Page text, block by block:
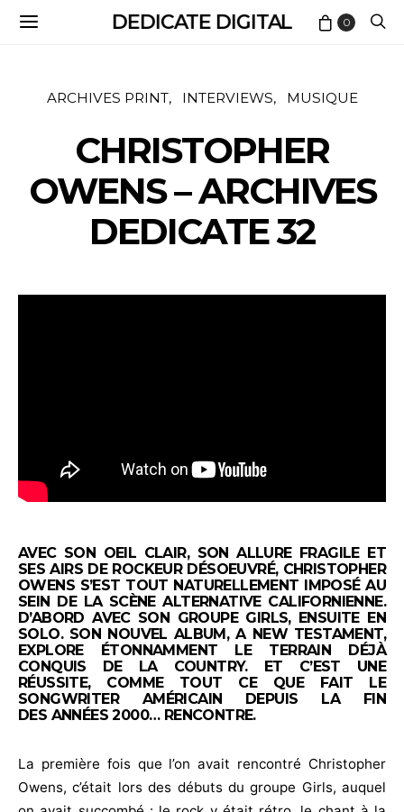
DEDICATE DIGITAL 0
ARCHIVES PRINT INTERVIEWS MUSIQUE
CHRISTOPHER
OWENS – ARCHIVES
DEDICATE 32
AVEC SON OEIL CLAIR, SON ALLURE FRAGILE ET
SES AIRS DE ROCKEUR DÉSOEUVRÉ, CHRISTOPHER
OWENS S’EST TOUT NATURELLEMENT IMPOSÉ AU
SEIN DE LA SCÈNE ALTERNATIVE CALIFORNIENNE.
D’ABORD AVEC SON GROUPE GIRLS, ENSUITE EN
SOLO. SON NOUVEL ALBUM, A NEW TESTAMENT,
EXPLORE ÉTONNAMMENT LE TERRAIN DÉJÀ
CONQUIS DE LA COUNTRY. ET C’EST UNE
RÉUSSITE, COMME TOUT CE QUE FAIT LE
SONGWRITER AMÉRICAIN DEPUIS LA FIN
DES ANNÉES 2000… RENCONTRE.
La première fois que l’on avait rencontré Christopher
Owens, c’était lors des débuts du groupe Girls, auquel